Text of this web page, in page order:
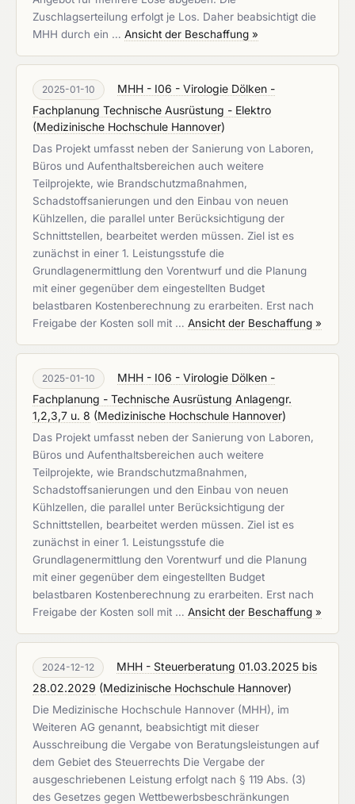
Zuschlagserteilung erfolgt je Los. Daher beabsichtigt die
MHH durch ein … Ansicht der Beschaffung »
2025-01-10
MHH - I06 - Virologie Dölken -
Fachplanung Technische Ausrüstung - Elektro
(Medizinische Hochschule Hannover)
Das Projekt umfasst neben der Sanierung von Laboren,
Büros und Aufenthaltsbereichen auch weitere
Teilprojekte, wie Brandschutzmaßnahmen,
Schadstoffsanierungen und den Einbau von neuen
Kühlzellen, die parallel unter Berücksichtigung der
Schnittstellen, bearbeitet werden müssen. Ziel ist es
zunächst in einer 1. Leistungsstufe die
Grundlagenermittlung den Vorentwurf und die Planung
mit einer gegenüber dem eingestellten Budget
belastbaren Kostenberechnung zu erarbeiten. Erst nach
Freigabe der Kosten soll mit … Ansicht der Beschaffung »
2025-01-10
MHH - I06 - Virologie Dölken -
Fachplanung - Technische Ausrüstung Anlagengr.
1,2,3,7 u. 8 (Medizinische Hochschule Hannover)
Das Projekt umfasst neben der Sanierung von Laboren,
Büros und Aufenthaltsbereichen auch weitere
Teilprojekte, wie Brandschutzmaßnahmen,
Schadstoffsanierungen und den Einbau von neuen
Kühlzellen, die parallel unter Berücksichtigung der
Schnittstellen, bearbeitet werden müssen. Ziel ist es
zunächst in einer 1. Leistungsstufe die
Grundlagenermittlung den Vorentwurf und die Planung
mit einer gegenüber dem eingestellten Budget
belastbaren Kostenberechnung zu erarbeiten. Erst nach
Freigabe der Kosten soll mit … Ansicht der Beschaffung »
2024-12-12
MHH - Steuerberatung 01.03.2025 bis
28.02.2029 (Medizinische Hochschule Hannover)
Die Medizinische Hochschule Hannover (MHH), im
Weiteren AG genannt, beabsichtigt mit dieser
Ausschreibung die Vergabe von Beratungsleistungen auf
dem Gebiet des Steuerrechts Die Vergabe der
ausgeschriebenen Leistung erfolgt nach § 119 Abs. (3)
des Gesetzes gegen Wettbewerbsbeschränkungen